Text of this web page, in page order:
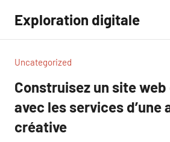
contenu
Exploration digitale
Uncategorized
Construisez un site
avec les services d’une
créative